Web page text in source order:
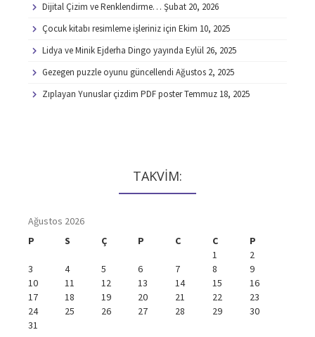
Dijital Çizim ve Renklendirme… Şubat 20, 2026
Çocuk kitabı resimleme işleriniz için Ekim 10, 2025
Lidya ve Minik Ejderha Dingo yayında Eylül 26, 2025
Gezegen puzzle oyunu güncellendi Ağustos 2, 2025
Zıplayan Yunuslar çizdim PDF posterTemmuz 18, 2025
TAKVİM:
Ağustos 2026
P
S Ç P C C
P
1
2
3
4 5 6 7 8
9
10
11 12 13 14 15
16
17
18 19 20 21 22
23
24
25 26 27 28 29
30
31